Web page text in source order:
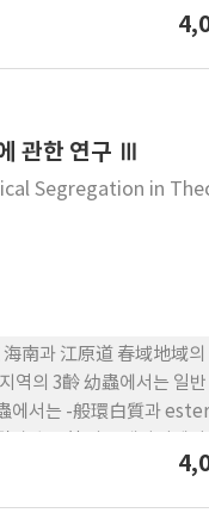
개되면서 부화하여 5월
관한 연구 Ⅲ
Segregation in
南과 江原道 春域地域의
역의 3齡 幼蟲에서는 일
에서는 -般環白質과